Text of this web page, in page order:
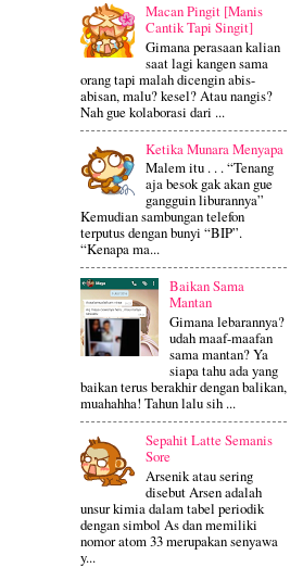
Macan Pingit [Manis
Cantik Tapi Singit]
Gimana perasaan kalian
saat lagi kangen sama
orang tapi malah dicengin abis-
abisan, malu? kesel? Atau nangis?
Nah gue kolaborasi dari ...
Ketika Munara Menyapa
Malem itu . . . “Tenang
aja besok gak akan gue
gangguin liburannya”
Kemudian sambungan telefon
terputus dengan bunyi “BIP”.
“Kenapa ma...
Baikan Sama
Mantan
Gimana lebarannya?
udah maaf-maafan
sama mantan? Ya
siapa tahu ada yang
baikan terus berakhir dengan balikan,
muahahha! Tahun lalu sih ...
Sepahit Latte Semanis
Sore
Arsenik atau sering
disebut Arsen adalah
unsur kimia dalam tabel periodik
dengan simbol As dan memiliki
nomor atom 33 merupakan senyawa
y...